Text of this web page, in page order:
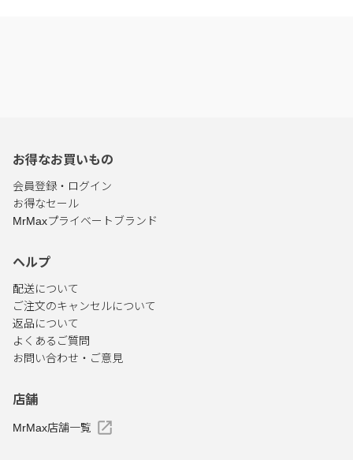
お得なお買いもの
会員登録・ログイン
お得なセール
MrMaxプライベートブランド
ヘルプ
配送について
ご注文のキャンセルについて
返品について
よくあるご質問
お問い合わせ・ご意見
店舗
MrMax店舗一覧